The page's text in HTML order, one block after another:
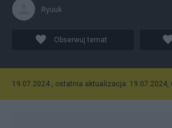
Ryuuk
Obserwuj temat
19.07.2024 , ostatnia aktualizacja: 19.07.2024,